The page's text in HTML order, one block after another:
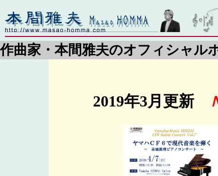
作曲家・本間雅夫のオフィシャル
2019年3月更新